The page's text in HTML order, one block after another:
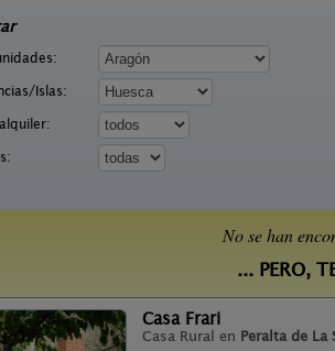
Islas:
No se han
... PERO,
Casa Frari
Casa Rural en Peralta de La